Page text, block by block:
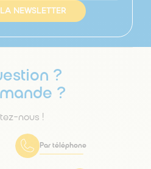
NEWSLETTER
?
?
nous !
Par téléphone